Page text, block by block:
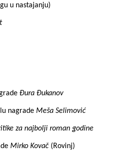
u nastajanju)
Đura Đukanov
nagrade Meša Selimović
za najbolji roman godine
Mirko Kovač (Rovinj)